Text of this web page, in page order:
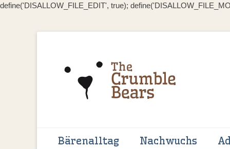
define('DISALLOW_FILE_EDIT', true);
The
Primäres Menü
InhaltBärenalltag Nachwuchs